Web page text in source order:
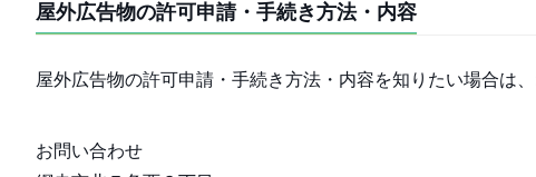
屋外広告物の許可申請・手続き方法・内容
屋外広告物の許可申請・手続き方法・内容を知りたい場合は
お問い合わせ